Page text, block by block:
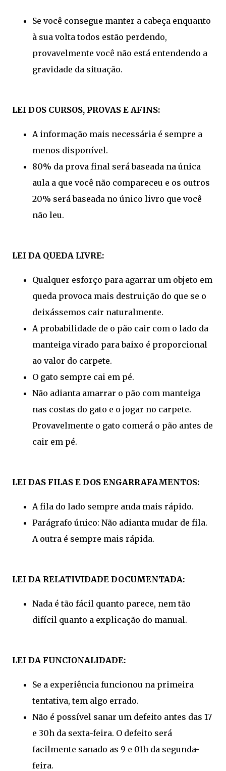
Se você consegue manter a cabeça enquanto
à sua volta todos estão perdendo,
provavelmente você não está entendendo a
gravidade da situação.
LEI DOS CURSOS, PROVAS E AFINS:
A informação mais necessária é sempre a
menos disponível.
80% da prova final será baseada na única
aula a que você não compareceu e os outros
20% será baseada no único livro que você
não leu.
LEI DA QUEDA LIVRE:
Qualquer esforço para agarrar um objeto em
queda provoca mais destruição do que se o
deixássemos cair naturalmente.
A probabilidade de o pão cair com o lado da
manteiga virado para baixo é proporcional
ao valor do carpete.
O gato sempre cai em pé.
Não adianta amarrar o pão com manteiga
nas costas do gato e o jogar no carpete.
Provavelmente o gato comerá o pão antes de
cair em pé.
LEI DAS FILAS E DOS ENGARRAFAMENTOS:
A fila do lado sempre anda mais rápido.
Parágrafo único: Não adianta mudar de fila.
A outra é sempre mais rápida.
LEI DA RELATIVIDADE DOCUMENTADA:
Nada é tão fácil quanto parece, nem tão
difícil quanto a explicação do manual.
LEI DA FUNCIONALIDADE:
Se a experiência funcionou na primeira
tentativa, tem algo errado.
Não é possível sanar um defeito antes das 17
e 30h da sexta-feira. O defeito será
facilmente sanado as 9 e 01h da segunda-
feira.